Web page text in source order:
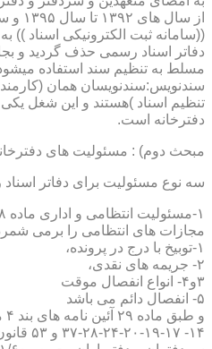
از
((سامانه ثبت الکترونیکی اسناد ))
دفاتر اسناد رسمی حذف گردید و
مسلط به تنظیم سند استفاده
سندنویس:سندنویسان همان
تنظیم اسناد )هستند و این شغل
دفترخانه است.
مبحث دوم) : مسئولیت های
سه نوع مسئولیت برای دفاتر
مجازات های انتظامی را برمی شمرد که ۵ درجه
۱-توبیخ با درج در پرونده،
۲- جریمه های نقدی،
۳و۴- انواع انفصال موقت
۵- انفصال دائم می باشد
۱۴- ۱۷-